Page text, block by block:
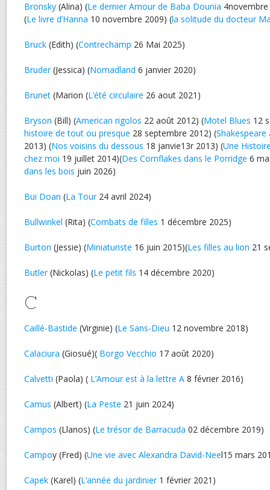
Bronsky (Alina) (Le dernier Amour de Baba Dounia
(Le livre d’Hanna 10 novembre 2009) (la solitude du docteur
Bruck (Edith) (Contrechamp 26 Mai 2025)
Bruder(Jessica) (Nomadland 6 janvier 2020)
Brunet (Marion (L’été circulaire 26 aout 2021)
Bryson (Bill) (American rigolos 22 août 2012) (Motel Blues 12
histoire de tout ou presque 28 septembre 2012) (
2013) (Nos voisins du dessous 18 janvie13r 2013) (Une
chez moi 19 juillet 2014)(Des Cornflakes dans le Porridge 6
dans les bois juin 2026)
Bui Doan (La Tour24 avril 2024)
Bullwinkel (Rita) (Combats de filles 1 décembre 2025)
Burton (Jessie) (Miniaturiste 16 juin 2015)(Les filles au lion 21
Butler(Nickolas) (Le petit fils 14 décembre 2020)
C
Caillé-Bastide (Virginie) (Le Sans-Dieu 12 novembre 2018)
Calaciura (Giosué)( Borgo Vecchio 17 août 2020)
Calvetti (Paola) ( L’Amour est à la lettre A 8 février 2016)
Camus (Albert) (La Peste 21 juin 2024)
Campos (Llanos) (Le trésor de Barracuda 02 décembre 2019)
Campoy (Fred) (Une vie avec Alexandra David-Neel15 mars
Capek (Karel) (L’année du jardinier1 février 2021)